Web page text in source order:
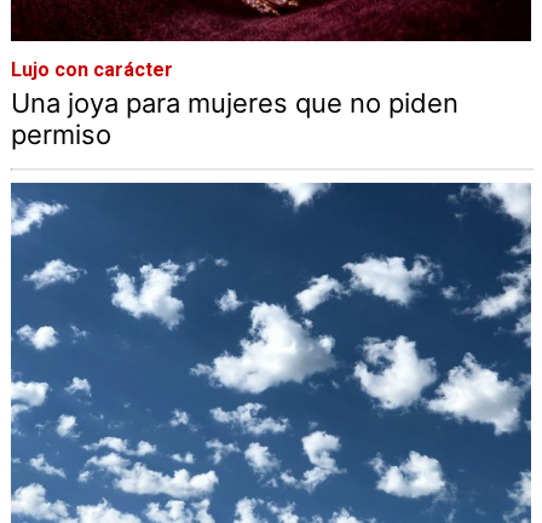
Lujo con carácter
Una joya para mujeres que no piden
permiso